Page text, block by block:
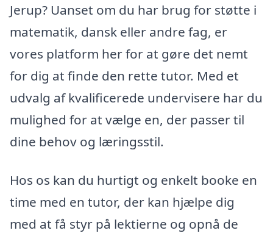
Jerup? Uanset om du har brug for støtte i
matematik, dansk eller andre fag, er
vores platform her for at gøre det nemt
for dig at finde den rette tutor. Med et
udvalg af kvalificerede undervisere har du
mulighed for at vælge en, der passer til
dine behov og læringsstil.
Hos os kan du hurtigt og enkelt booke en
time med en tutor, der kan hjælpe dig
med at få styr på lektierne og opnå de